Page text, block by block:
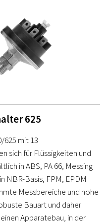
625
625 mit 13
sich für Flüssigkeiten und
in ABS, PA 66, Messing
NBR-Basis, FPM, EPDM
Messbereiche und hohe
Bauart und daher
Apparatebau, in der